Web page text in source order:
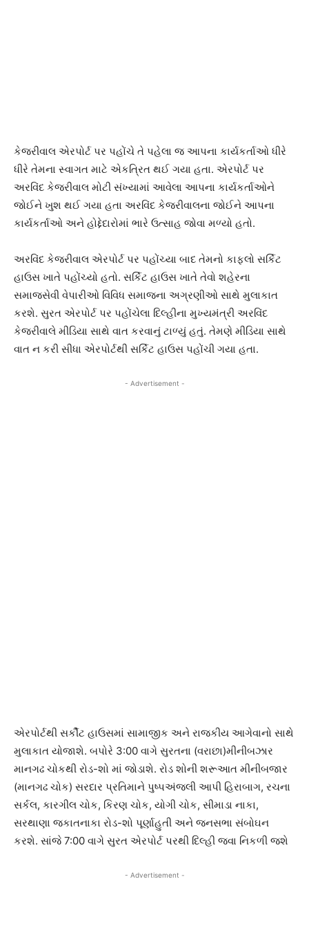
કેજરીવાલ એરપોર્ટ પર પહોંચે તે પહેલા જ આપના કાર્યકર્તાઓ ધીરે
ધીરે તેમના સ્વાગત માટે એકત્રિત થઈ ગયા હતા. એરપોર્ટ પર
અરવિંદ કેજરીવાલ મોટી સંખ્યામાં આવેલા આપના કાર્યકર્તાઓને
જોઈને ખુશ થઈ ગયા હતા અરવિંદ કેજરીવાલના જોઈને આપના
કાર્યકર્તાઓ અને હોદ્દેદારોમાં ભારે ઉત્સાહ જોવા મળ્યો હતો.
અરવિંદ કેજરીવાલ એરપોર્ટ પર પહોંચ્યા બાદ તેમનો કાફલો સર્કિટ
હાઉસ ખાતે પહોંચ્યો હતો. સર્કિટ હાઉસ ખાતે તેવો શહેરના
સમાજસેવી વેપારીઓ વિવિધ સમાજના અગ્રણીઓ સાથે મુલાકાત
કરશે. સુરત એરપોર્ટ પર પહોંચેલા દિલ્હીના મુખ્યમંત્રી અરવિંદ
કેજરીવાલે મીડિયા સાથે વાત કરવાનું ટાળ્યું હતું. તેમણે મીડિયા સાથે
વાત ન કરી સીધા એરપોર્ટથી સર્કિટ હાઉસ પહોંચી ગયા હતા.
- Advertisement -
એરપોર્ટથી સર્કીટ હાઉસમાં સામાજીક અને રાજકીય આગેવાનો સાથે
મુલાકાત યોજાશે. બપોરે 3:00 વાગે સુરતના (વરાછા)મીનીબઝાર
માનગઢ ચોકથી રોડ-શો માં જોડાશે. રોડ શોની શરૂઆત મીનીબજાર
(માનગઢ ચોક) સરદાર પ્રતિમાને પુષ્પઅંજલી આપી હિરાબાગ, રચના
સર્કલ, કારગીલ ચોક, કિરણ ચોક, યોગી ચોક, સીમાડા નાકા,
સરથાણા જકાતનાકા રોડ-શો પૂર્ણાહુતી અને જનસભા સંબોઘન
કરશે. સાંજે 7:00 વાગે સુરત એરપોર્ટ પરથી દિલ્હી જવા નિકળી જશે
- Advertisement -